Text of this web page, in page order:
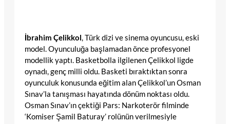
İbrahim Çelikkol, Türk dizi ve sinema oyuncusu, eski
model. Oyunculuğa başlamadan önce profesyonel
modellik yaptı. Basketbolla ilgilenen Çelikkol ligde
oynadı, genç milli oldu. Basketi bıraktıktan sonra
oyunculuk konusunda eğitim alan Çelikkol’un Osman
Sınav’la tanışması hayatında dönüm noktası oldu.
Osman Sınav’ın çektiği Pars: Narkoterör filminde
‘Komiser Şamil Baturay’ rolünün verilmesiyle